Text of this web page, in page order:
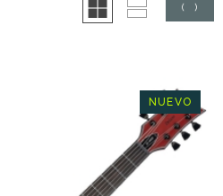
( )
NUEVO